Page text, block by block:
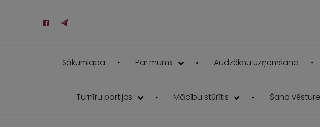
Sākumlapa Par mums Audzēkņu uzņemšana
Turnīru partijas Mācību stūrītis Šaha vēsture